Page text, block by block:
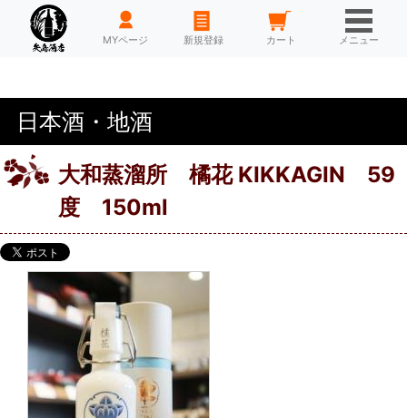
HOME MYページ 新規登録 カート メニュー
日本酒・地酒
大和蒸溜所 橘花 KIKKAGIN 59
度 150ml